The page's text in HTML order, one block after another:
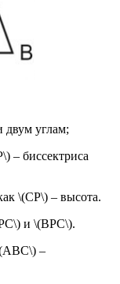
двум углам;
– биссектриса
\(CP\) – высота.
и \(BPC\).
–